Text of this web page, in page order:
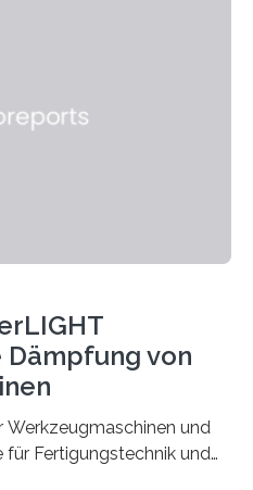
von Rezyklaten
von
und
Fertigungstechnik und